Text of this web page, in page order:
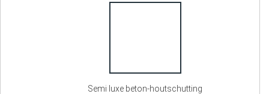
Semi luxe beton-houtschutting